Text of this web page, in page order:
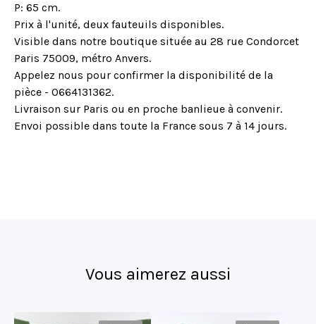
P: 65 cm.
Prix à l'unité, deux fauteuils disponibles.
Visible dans notre boutique située au 28 rue Condorcet
Paris 75009, métro Anvers.
Appelez nous pour confirmer la disponibilité de la
pièce - 0664131362.
Livraison sur Paris ou en proche banlieue à convenir.
Envoi possible dans toute la France sous 7 à 14 jours.
Vous aimerez aussi